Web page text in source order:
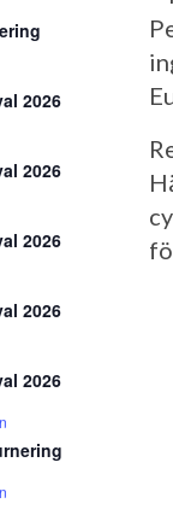
2026
2026
2026
2026
2026